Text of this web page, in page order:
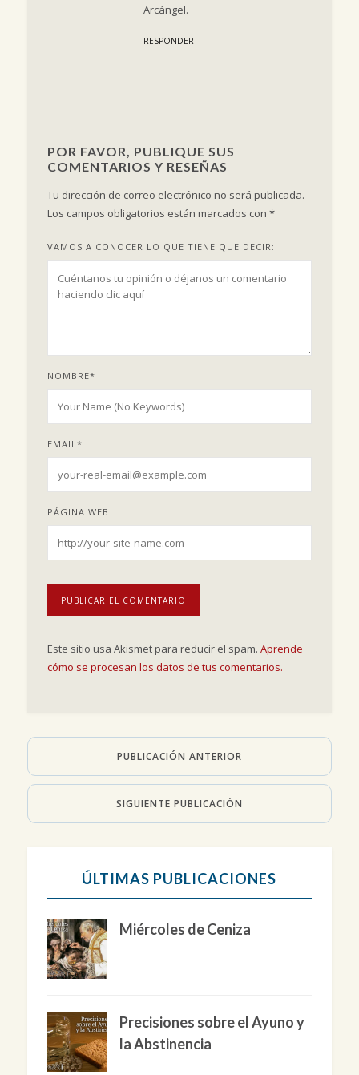
Arcángel.
RESPONDER
POR FAVOR, PUBLIQUE SUS
COMENTARIOS Y RESEÑAS
Tu dirección de correo electrónico no será publicada.
Los campos obligatorios están marcados con *
VAMOS A CONOCER LO QUE TIENE QUE DECIR:
NOMBRE*
EMAIL*
PÁGINA WEB
Este sitio usa Akismet para reducir el spam. Aprende
cómo se procesan los datos de tus comentarios.
PUBLICACIÓN ANTERIOR
SIGUIENTE PUBLICACIÓN
ÚLTIMAS PUBLICACIONES
Miércoles de Ceniza
Precisiones sobre el Ayuno y
la Abstinencia